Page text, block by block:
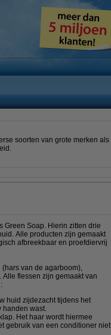
soorten van grote merken als
Green Soap. Hierin zitten drie
Alle producten zijn gemaakt
afbreekbaar en proefdiervrij
van de agarboom),
flessen zijn gemaakt van
huid zijdezacht tijdens het
handen wast.
Het haar wordt hiermee
gebruik van een conditioner niet